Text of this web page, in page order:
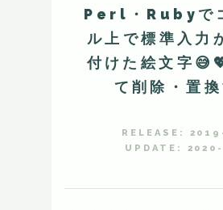
Perl・Rubyで
ル上で標準入力
付けた絵文字
て削除・置換
RELEASE:
UPDATE: